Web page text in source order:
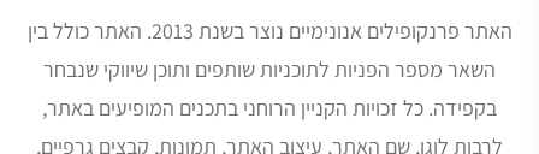
האתר פרנקופילים אנונימיים נוצר בשנת 2013. האתר כולל בין
השאר מספר הפניות לתוכניות שותפים ותוכן שיווקי שנבחר
בקפידה. כל זכויות הקניין הרוחני בתכנים המופיעים באתר,
לרבות לוגו, שם האתר, עיצוב האתר, תמונות, קבצים גרפיים,